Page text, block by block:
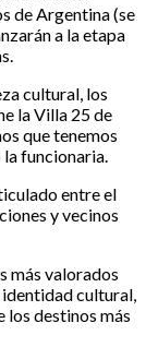
de Argentina (se
a la etapa
cultural, los
la Villa 25 de
que tenemos
la funcionaria.
entre el
y vecinos
más valorados
cultural,
los destinos más